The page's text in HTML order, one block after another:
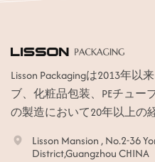
Lisson Packagingは2013年
ブ、化粧品包装、PEチュー
の製造において20年以上の
Lisson Mansion , No.2-36
District,Guangzhou CHINA